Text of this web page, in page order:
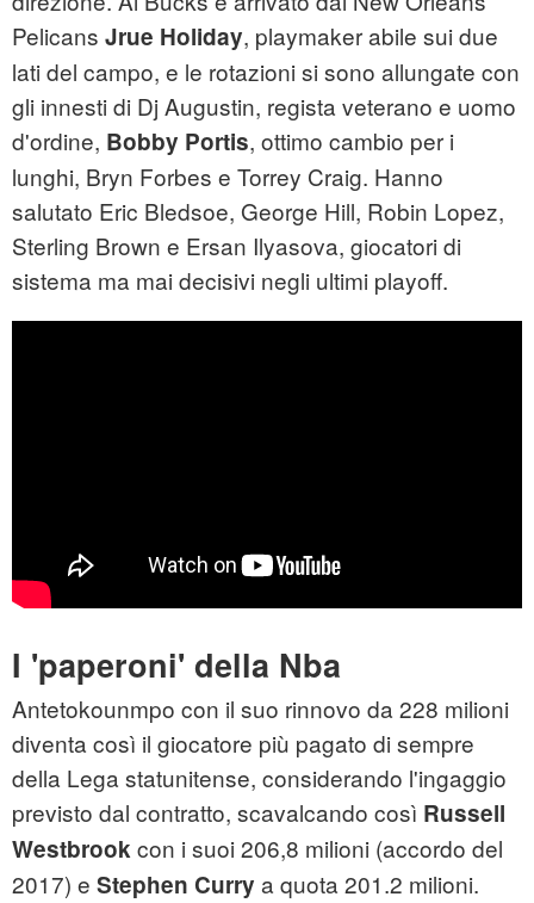
Pelicans Jrue Holiday, playmaker abile sui due
lati del campo, e le rotazioni si sono allungate con
gli innesti di Dj Augustin, regista veterano e uomo
d'ordine, Bobby Portis, ottimo cambio per i
lunghi, Bryn Forbes e Torrey Craig. Hanno
salutato Eric Bledsoe, George Hill, Robin Lopez,
Sterling Brown e Ersan Ilyasova, giocatori di
sistema ma mai decisivi negli ultimi playoff.
I 'paperoni' della Nba
Antetokounmpo con il suo rinnovo da 228 milioni
diventa così il giocatore più pagato di sempre
della Lega statunitense, considerando l'ingaggio
previsto dal contratto, scavalcando così Russell
Westbrookcon i suoi 206,8 milioni (accordo del
2017) e Stephen Curry a quota 201.2 milioni.